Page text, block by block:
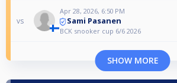
vs
Apr 28, 2026, 6:50 PM
Sami Pasanen
BCK snooker cup 6/6 2026
SHOW MORE